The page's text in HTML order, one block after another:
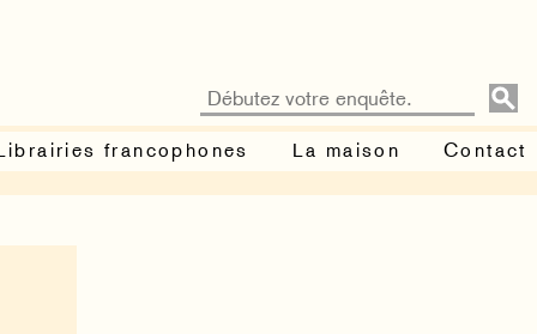
francophones La maison Contact